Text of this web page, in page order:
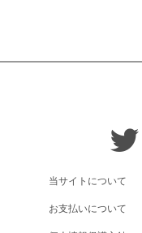
当サイトについて
お支払いについて